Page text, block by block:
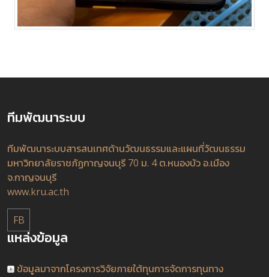
ทีมพัฒนาระบบ
ทีมพัฒนาระบบสารสนเทศด้านวัฒนธรรมและแผนที่วัฒนธรรม
มหาวิทยาลัยราชภัฏกาญจนบุรี 70 ม. 4 ต.หนองบัว อ.เมือง
จ.กาญจนบุรี
www.kru.ac.th
FB
แหล่งข้อมูล
ข้อมูลมาจากโครงการวิจัยภายใต้ทุนการจัดการทุนทาง